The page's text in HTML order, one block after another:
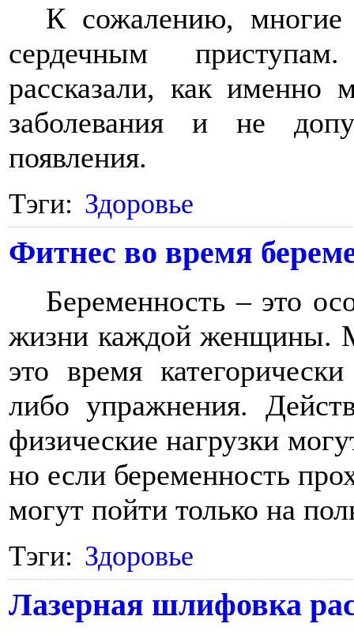
К сожалению,
сердечным
рассказали, как именно
заболевания и не
появления.
Тэги: Здоровье
Фитнес во время
Беременность – это
жизни каждой женщины.
это время
либо упражнения.
физические нагрузки
но если беременность
могут пойти только на
Тэги: Здоровье
Лазерная шлифовка